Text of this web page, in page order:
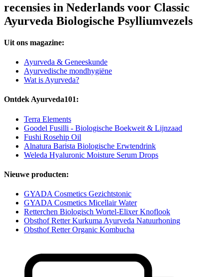
recensies in Nederlands voor Classic
Ayurveda Biologische Psylliumvezels
Uit ons magazine:
Ayurveda & Geneeskunde
Ayurvedische mondhygiëne
Wat is Ayurveda?
Ontdek Ayurveda101:
Terra Elements
Goodel Fusilli - Biologische Boekweit & Lijnzaad
Fushi Rosehip Oil
Alnatura Barista Biologische Erwtendrink
Weleda Hyaluronic Moisture Serum Drops
Nieuwe producten:
GYADA Cosmetics Gezichtstonic
GYADA Cosmetics Micellair Water
Retterchen Biologisch Wortel-Elixer Knoflook
Obsthof Retter Kurkuma Ayurveda Natuurhoning
Obsthof Retter Organic Kombucha